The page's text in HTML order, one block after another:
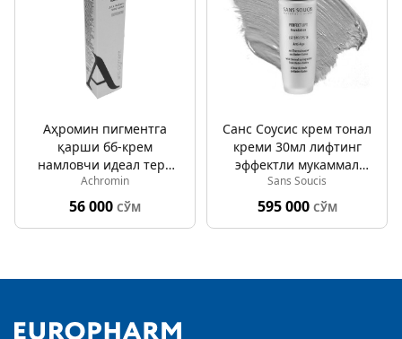
Аҳромин пигментга
қарши бб-крем
намловчи идеал тери
нури 01 50мл
Achromin
56 000 СЎМ
Санс Соуcис крем тонал
креми 30мл лифтинг
эффектли мукаммал
лифтинг
Sans Soucis
595 000 СЎМ